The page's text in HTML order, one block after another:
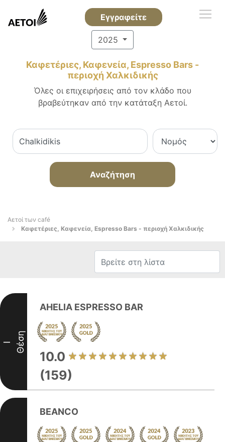
Εγγραφείτε
2025
Καφετέριες, Καφενεία, Espresso Bars -
περιοχή Χαλκιδικής
Όλες οι επιχειρήσεις από τον κλάδο που
βραβεύτηκαν από την κατάταξη Αετοί.
Αναζήτηση
Αετοί των café
Καφετέριες, Καφενεία, Espresso Bars - περιοχή Χαλκιδικής
I Θέση
AHELIA ESPRESSO BAR
10.0
(159)
BEANCO